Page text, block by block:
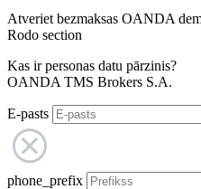
Atveriet bezmaksas OANDA
Rodo section
Kas ir personas datu pārzinis?
OANDA TMS Brokers S.A.
E-pasts
phone_prefix